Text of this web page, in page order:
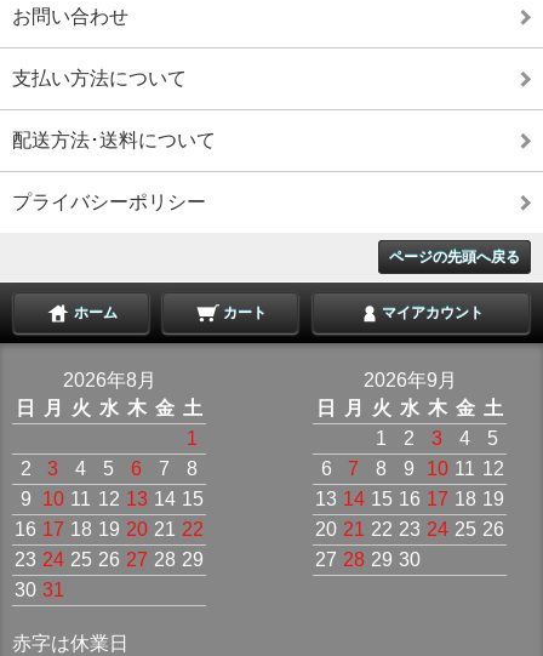
お問い合わせ
支払い方法について
配送方法･送料について
プライバシーポリシー
ページの先頭へ戻る
ホーム カート マイアカウント
2026年8月
日
月 火 水 木 金 土
1
2
3 4 5 6 7
8
9
10 11 12 13 14 15
16 17 18 19 20 21 22
23 24 25 26 27 28 29
30 31
2026年9月
日
月 火 水 木 金 土
1
2 3 4
5
6
7 8 9 10 11 12
13 14 15 16 17 18 19
20 21 22 23 24 25 26
27 28 29 30
赤字は休業日